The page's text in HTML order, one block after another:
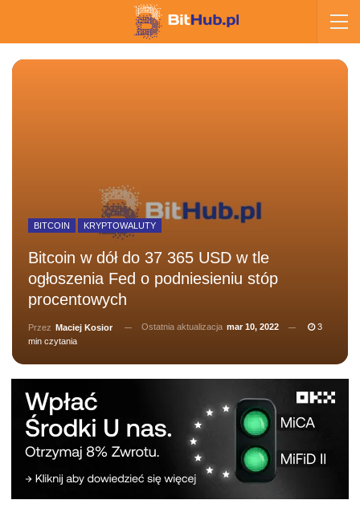
BITCOIN KRYPTOWALUTY
Bitcoin w dół do 37 365 USD w tle
ogłoszenia Fed o podniesieniu stóp
procentowych
Przez Maciej Kosior Ostatnia aktualizacja mar 10, 2022
3
min czytania